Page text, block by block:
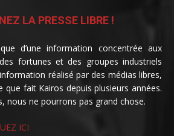
LA PRESSE LIBRE !
d’une information concentrée aux
fortunes et des groupes industriels
réalisé par des médias libres,
que fait Kairos depuis plusieurs années.
nous ne pourrons pas grand chose.
ICI